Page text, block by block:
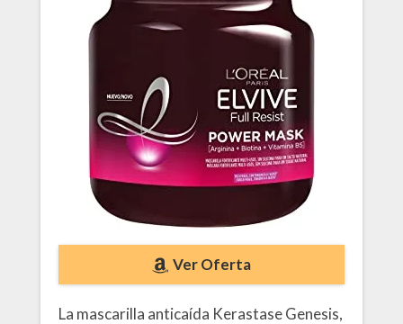
Ver Oferta
La mascarilla anticaída Kerastase Genesis,